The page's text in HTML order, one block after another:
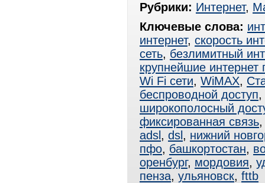
Рубрики: Интернет,
Ключевые слова:
интернет, скорость
сеть, безлимитный
крупнейшие интернет
Wi Fi сети, WiMAX,
беспроводной доступ,
широкополосный
фиксированная связь
adsl , dsl , нижний
пфо, башкортостан,
оренбург, мордовия,
пенза, ульяновск, fttb